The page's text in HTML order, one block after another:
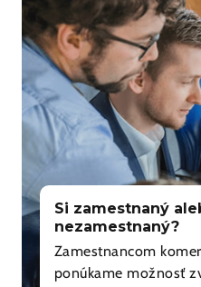
Si zamestnaný
nezamestnaný?
Zamestnancom
ponúkame možnosť